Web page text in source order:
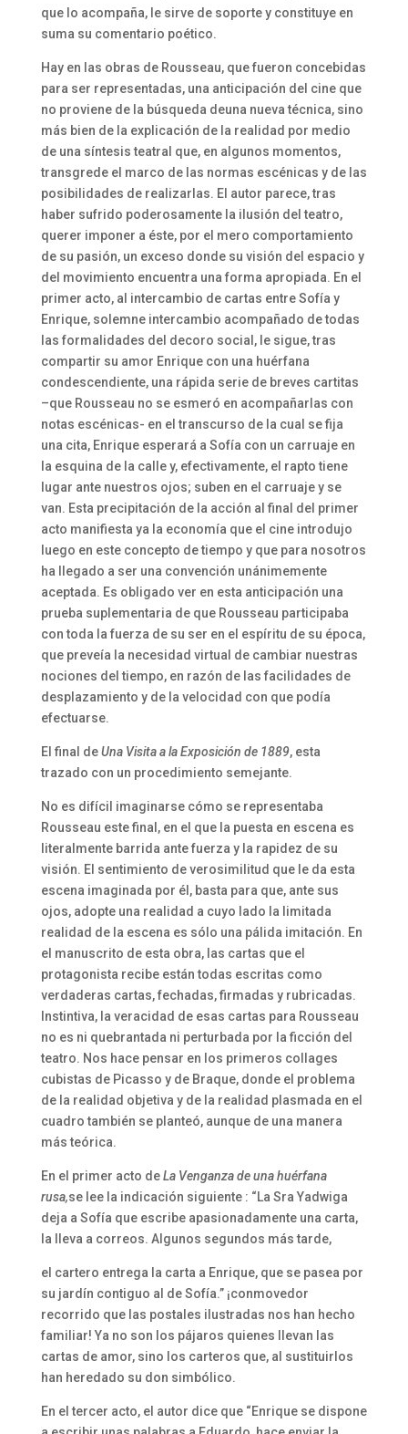
que lo acompaña, le sirve de soporte y constituye en
suma su comentario poético.
Hay en las obras de Rousseau, que fueron concebidas
para ser representadas, una anticipación del cine que
no proviene de la búsqueda deuna nueva técnica, sino
más bien de la explicación de la realidad por medio
de una síntesis teatral que, en algunos momentos,
transgrede el marco de las normas escénicas y de las
posibilidades de realizarlas. El autor parece, tras
haber sufrido poderosamente la ilusión del teatro,
querer imponer a éste, por el mero comportamiento
de su pasión, un exceso donde su visión del espacio y
del movimiento encuentra una forma apropiada. En el
primer acto, al intercambio de cartas entre Sofía y
Enrique, solemne intercambio acompañado de todas
las formalidades del decoro social, le sigue, tras
compartir su amor Enrique con una huérfana
condescendiente, una rápida serie de breves cartitas
–que Rousseau no se esmeró en acompañarlas con
notas escénicas- en el transcurso de la cual se fija
una cita, Enrique esperará a Sofía con un carruaje en
la esquina de la calle y, efectivamente, el rapto tiene
lugar ante nuestros ojos; suben en el carruaje y se
van. Esta precipitación de la acción al final del primer
acto manifiesta ya la economía que el cine introdujo
luego en este concepto de tiempo y que para nosotros
ha llegado a ser una convención unánimemente
aceptada. Es obligado ver en esta anticipación una
prueba suplementaria de que Rousseau participaba
con toda la fuerza de su ser en el espíritu de su época,
que preveía la necesidad virtual de cambiar nuestras
nociones del tiempo, en razón de las facilidades de
desplazamiento y de la velocidad con que podía
efectuarse.
El final deUna Visita a la Exposición de 1889, esta
trazado con un procedimiento semejante.
No es difícil imaginarse cómo se representaba
Rousseau este final, en el que la puesta en escena es
literalmente barrida ante fuerza y la rapidez de su
visión. El sentimiento de verosimilitud que le da esta
escena imaginada por él, basta para que, ante sus
ojos, adopte una realidad a cuyo lado la limitada
realidad de la escena es sólo una pálida imitación. En
el manuscrito de esta obra, las cartas que el
protagonista recibe están todas escritas como
verdaderas cartas, fechadas, firmadas y rubricadas.
Instintiva, la veracidad de esas cartas para Rousseau
no es ni quebrantada ni perturbada por la ficción del
teatro. Nos hace pensar en los primeros collages
cubistas de Picasso y de Braque, donde el problema
de la realidad objetiva y de la realidad plasmada en el
cuadro también se planteó, aunque de una manera
más teórica.
En el primer acto deLa Venganza de una huérfana
rusa,se lee la indicación siguiente : “La Sra Yadwiga
deja a Sofía que escribe apasionadamente una carta,
la lleva a correos. Algunos segundos más tarde,
el cartero entrega la carta a Enrique, que se pasea por
su jardín contiguo al de Sofía.” ¡conmovedor
recorrido que las postales ilustradas nos han hecho
familiar! Ya no son los pájaros quienes llevan las
cartas de amor, sino los carteros que, al sustituirlos
han heredado su don simbólico.
En el tercer acto, el autor dice que “Enrique se dispone